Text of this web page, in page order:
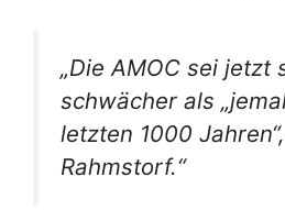
„Die AMOC sei jetzt
schwächer als
letzten 1000
Rahmstorf.“